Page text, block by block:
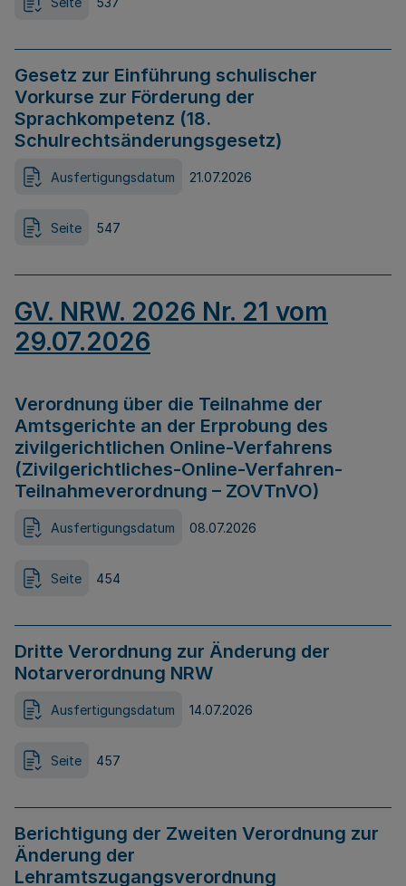
Gesetz zur Einführung schulischer
Vorkurse zur Förderung der
Sprachkompetenz (18.
Schulrechtsänderungsgesetz)
Ausfertigungsdatum 21.07.2026
Seite 547
GV. NRW. 2026 Nr. 21 vom
29.07.2026
Verordnung über die Teilnahme der
Amtsgerichte an der Erprobung des
zivilgerichtlichen Online-Verfahrens
(Zivilgerichtliches-Online-Verfahren-
Teilnahmeverordnung – ZOVTnVO)
Ausfertigungsdatum 08.07.2026
Seite 454
Dritte Verordnung zur Änderung der
Notarverordnung NRW
Ausfertigungsdatum 14.07.2026
Seite 457
Berichtigung der Zweiten Verordnung zur
Änderung der
Lehramtszugangsverordnung